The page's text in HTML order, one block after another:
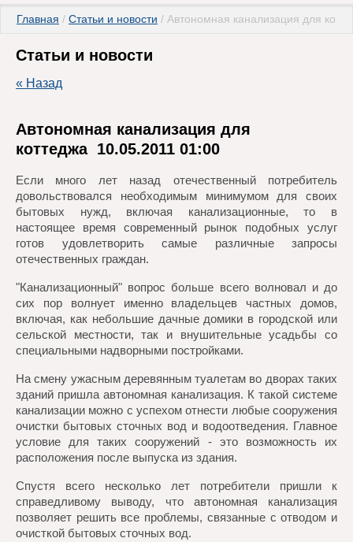
Главная / Статьи и новости / Автономная канализация для
Статьи и новости
« Назад
Автономная канализация для
коттеджа10.05.2011 01:00
Если много лет назад отечественный потребитель
довольствовался необходимым минимумом для своих
бытовых нужд, включая канализационные, то в
настоящее время современный рынок подобных услуг
готов удовлетворить самые различные запросы
отечественных граждан.
"Канализационный" вопрос больше всего волновал и до
сих пор волнует именно владельцев частных домов,
включая, как небольшие дачные домики в городской или
сельской местности, так и внушительные усадьбы со
специальными надворными постройками.
На смену ужасным деревянным туалетам во дворах таких
зданий пришла автономная канализация. К такой системе
канализации можно с успехом отнести любые сооружения
очистки бытовых сточных вод и водоотведения. Главное
условие для таких сооружений - это возможность их
расположения после выпуска из здания.
Спустя всего несколько лет потребители пришли к
справедливому выводу, что автономная канализация
позволяет решить все проблемы, связанные с отводом и
очисткой бытовых сточных вод.